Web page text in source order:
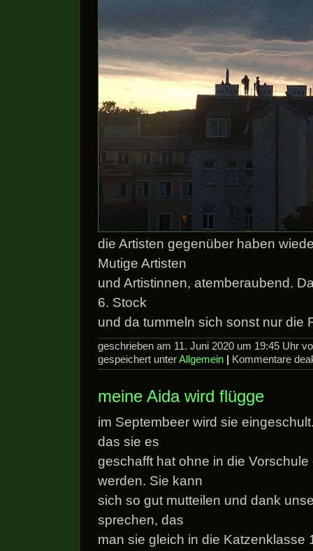
die Artisten gegenüber haben
Mutige Artisten
und Artistinnen, atemberaubend.
6. Stock
und da tummeln sich sonst nur die
geschrieben am 11. Juni 2020 um 19:45 Uhr
gespeichert unterAllgemein Kommentare
meine Aida wird flügge
im Septembeer wird sie
das sie es
geschafft hat ohne in die
werden. Sie kann
sich so gut mutteilen und dank
sprechen, das
man sie gleich in die Katzenklasse